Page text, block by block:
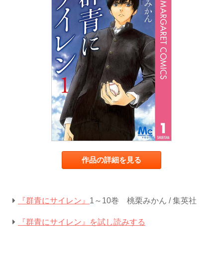
作品の詳細を見る
『群青にサイレン』 1～10巻 桃栗みかん / 集英社
『群青にサイレン』を試し読みする